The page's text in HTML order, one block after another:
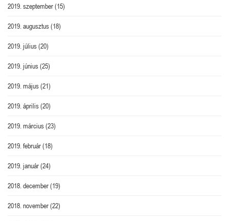
2019. szeptember(15)
2019. augusztus(18)
2019. július(20)
2019. június(25)
2019. május(21)
2019. április(20)
2019. március(23)
2019. február(18)
2019. január(24)
2018. december(19)
2018. november(22)